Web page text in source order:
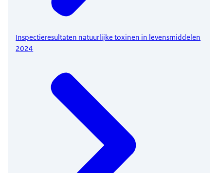
Inspectieresultaten natuurlijke toxinen in levensmiddelen
2024